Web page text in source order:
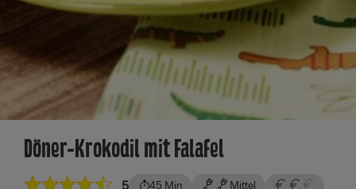
Döner-Krokodil mit Falafel
45 Min Mittel